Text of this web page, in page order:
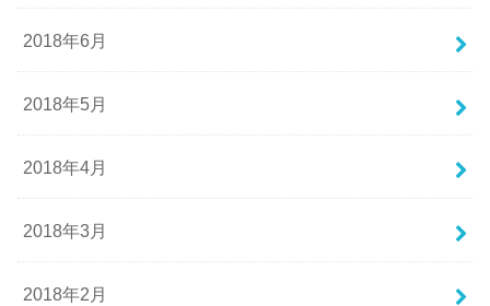
2018年6月
2018年5月
2018年4月
2018年3月
2018年2月